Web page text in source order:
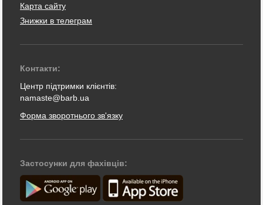
Карта сайту
Знижки в телеграм
Контакти:
Центр підтримки клієнтів:
namaste@barb.ua
Форма зворотнього зв'язку
Застосунки для фахівців: